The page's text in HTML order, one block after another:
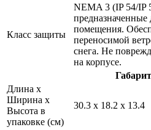
Класс защиты
NEMA 3 (IP 54/IP
предназначенные
помещения.
переносимой
снега. Не
на корпусе.
Длина х
Ширина х
Высота в
упаковке (см)
30.3 x 18.2 x 13.4